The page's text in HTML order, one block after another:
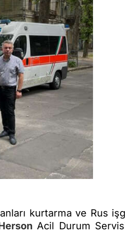
kurtarma ve Rus
Acil Durum